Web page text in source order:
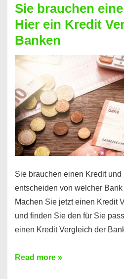
Summe
Geld?
Hier
einen
10000
Euro
Kredit
finden
Sie brauchen
Hier ein Kredit
Banken
Sie brauchen einen Kredit
entscheiden von welcher
Machen Sie jetzt einen Kredit
und finden Sie den für Sie
einen Kredit Vergleich der
Sie
Read more »